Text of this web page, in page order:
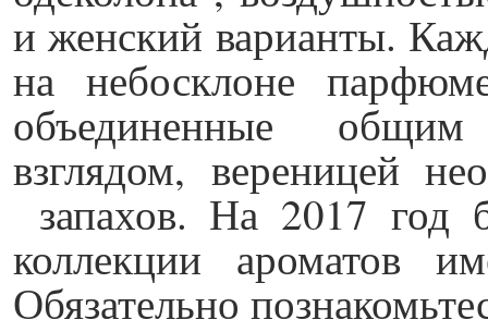
и женский варианты.
на небосклоне
объединенные
взглядом, вереницей
запахов. На 2017
коллекции ароматов
Обязательно